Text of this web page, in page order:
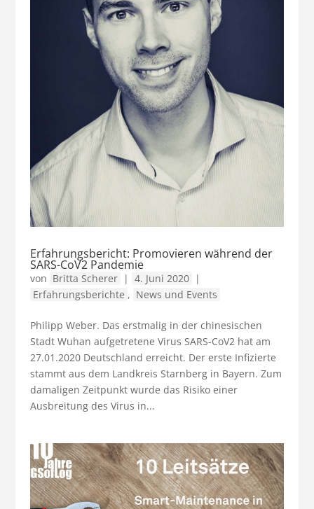
Erfahrungsbericht: Promovieren während der
SARS-CoV2 Pandemie
von Britta Scherer | 4. Juni 2020
|
Erfahrungsberichte , News und Events
Philipp Weber. Das erstmalig in der chinesischen
Stadt Wuhan aufgetretene Virus SARS-CoV2 hat am
27.01.2020 Deutschland erreicht. Der erste Infizierte
stammt aus dem Landkreis Starnberg in Bayern. Zum
damaligen Zeitpunkt wurde das Risiko einer
Ausbreitung des Virus in...